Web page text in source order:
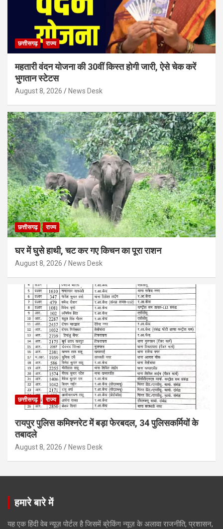
छत्तीसगढ़ राज्य
महतारी वंदन योजना की 30वीं किस्त होगी जारी, ऐसे चेक करें
भुगतान स्टेटस
August 8, 2026 News Desk
छत्तीसगढ़ राज्य
घर में घुसे हाथी, चट कर गए किचन का पूरा राशन
August 8, 2026 News Desk
छत्तीसगढ़ राज्य
रायपुर पुलिस कमिश्नरेट में बड़ा फेरबदल, 34 पुलिसकर्मियों के
तबादले
August 8, 2026 News Desk
हमारे बारे में
यह एक हिंदी वेब न्यूज़ पोर्टल है जिसमें ब्रेकिंग न्यूज़ के अलावा राजनीति, प्रशासन,